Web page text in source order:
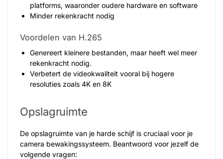
platforms, waaronder oudere hardware en software
Minder rekenkracht nodig
Voordelen van H.265
Genereert kleinere bestanden, maar heeft wel meer
rekenkracht nodig.
Verbetert de videokwaliteit vooral bij hogere
resoluties zoals 4K en 8K
Opslagruimte
De opslagruimte van je harde schijf is cruciaal voor je
camera bewakingssysteem. Beantwoord voor jezelf de
volgende vragen: